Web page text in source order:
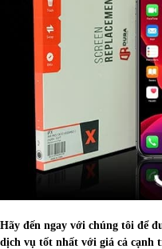
Hãy đến ngay với chúng tôi để
dịch vụ tốt nhất với giá cả cạnh